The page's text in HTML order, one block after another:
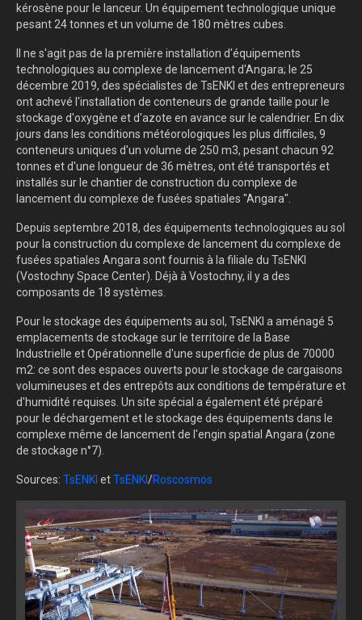
kérosène pour le lanceur. Un équipement technologique unique
pesant 24 tonnes et un volume de 180 mètres cubes.
Il ne s'agit pas de la première installation d'équipements
technologiques au complexe de lancement d'Angara; le 25
décembre 2019, des spécialistes de TsENKI et des entrepreneurs
ont achevé l'installation de conteneurs de grande taille pour le
stockage d'oxygène et d'azote en avance sur le calendrier. En dix
jours dans les conditions météorologiques les plus difficiles, 9
conteneurs uniques d'un volume de 250 m3, pesant chacun 92
tonnes et d'une longueur de 36 mètres, ont été transportés et
installés sur le chantier de construction du complexe de
lancement du complexe de fusées spatiales "Angara".
Depuis septembre 2018, des équipements technologiques au sol
pour la construction du complexe de lancement du complexe de
fusées spatiales Angara sont fournis à la filiale du TsENKI
(Vostochny Space Center). Déjà à Vostochny, il y a des
composants de 18 systèmes.
Pour le stockage des équipements au sol, TsENKI a aménagé 5
emplacements de stockage sur le territoire de la Base
Industrielle et Opérationnelle d'une superficie de plus de 70000
m2: ce sont des espaces ouverts pour le stockage de cargaisons
volumineuses et des entrepôts aux conditions de température et
d'humidité requises. Un site spécial a également été préparé
pour le déchargement et le stockage des équipements dans le
complexe même de lancement de l'engin spatial Angara (zone
de stockage n°7).
Sources: TsENKI etTsENKI/Roscosmos